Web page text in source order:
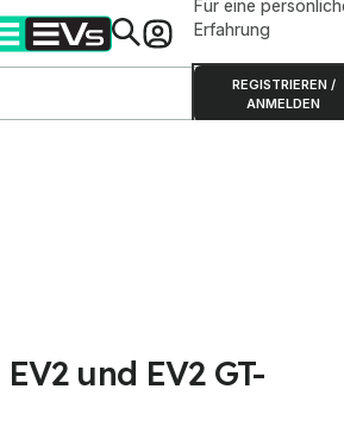
Für eine
Erfahrung
REGISTRIEREN /
ANMELDEN
und EV2 GT-